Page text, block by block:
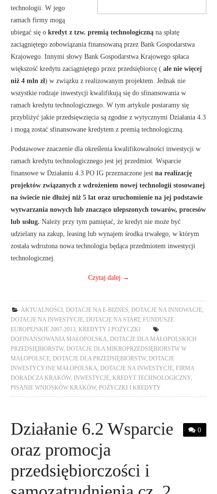
technologii. W jego
ramach firmy mogą
ubiegać się okredyt z tzw. premią technologiczną na spłatę
zaciągniętego zobowiązania finansowaną przez Bank Gospodarstwa
Krajowego. Innymi słowy Bank Gospodarstwa Krajowego spłaca
większość kredytu zaciągniętego przez przedsiębiorcę (ale nie więcej
niż 4 mln zł) w związku z realizowanym projektem. Jednak nie
wszystkie rodzaje inwestycji kwalifikują się do sfinansowania w
ramach kredytu technologicznego. W tym artykule postaramy się
przybliżyć jakie przedsięwzięcia są zgodne z wytycznymi Działania 4.3
i mogą zostać sfinansowane kredytem z premią technologiczną.
Podstawowe znaczenie dla określenia kwalifikowalności inwestycji w
ramach kredytu technologicznego jest jej przedmiot. Wsparcie
finansowe w Działaniu 4.3 PO IG przeznaczone jestna realizację
projektów związanych z wdrożeniem nowej technologii stosowanej
na świecie nie dłużej niż 5 lat oraz uruchomienie na jej podstawie
wytwarzania nowych lub znacząco ulepszonych towarów, procesów
lub usług. Należy przy tym pamiętać, że kredyt nie może być
udzielany na zakup, leasing lub wynajem środka trwałego, w którym
została wdrożona nowa technologia będąca przedmiotem inwestycji
technologicznej.
Czytaj dalej →
AKTUALNOŚCI ,DOTACJE NA E-BIZNES ,DOTACJE NA INNOWACJE
DOTACJE NA INWESTYCJE ,DOTACJE NA START,FUNDUSZE
EUROPEJSKIE 2007-2013 ,KREDYTY I POŻYCZKI
DOFINANSOWANIA MAŁOPOLSKA ,DOTACJE DLA MAŁOPOLSKICH
PRZEDSIĘBIORSTW,DOTACJE DLA MIKROPRZEDSIĘBIORSTW W
MAŁOPOLSCE ,DOTACJE DLA PRZEDSIĘBIORSTW,DOTACJE
INWESTYCYJNE MAŁOPOLSKA ,DOTACJE NA INWESTYCJE ,FIRMA
DORADCZA KRAKÓW, INWESTYCJE ,KREDYT TECHNOLOGICZNY
PISANIE WNIOSKÓW KRAKÓW,POŻYCZKI I KREDYTY
0
Działanie 6.2 Wsparcie
oraz promocja
przedsiębiorczości i